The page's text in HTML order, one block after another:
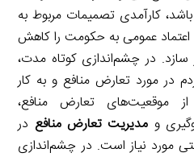
کارآمدی تصمیمات مربوط به
عمومی به حکومت را کاهش
سازد. در چشم‌اندازی کوتاه مدت،
در مورد تعارض منافع و به کار
موقعیت‌های تعارض منافع،
و مدیریت تعارض منافع در
مورد نیاز است. در چشم‌اندازی